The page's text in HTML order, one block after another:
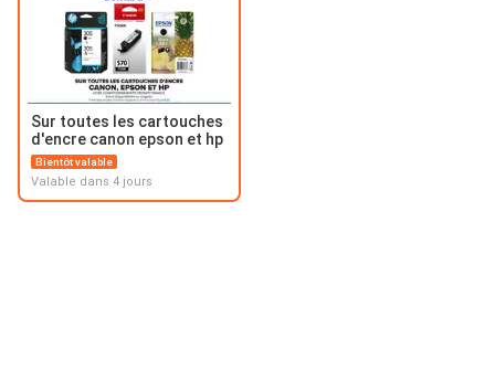
Sur toutes les cartouches
d'encre canon epson et hp
Bientôt valable
Valable dans 4 jours